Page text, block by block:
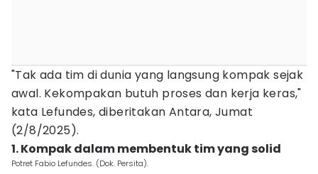
"Tak ada tim di dunia yang langsung kompak sejak
awal. Kekompakan butuh proses dan kerja keras,"
kata Lefundes, diberitakan Antara, Jumat
(2/8/2025).
1. Kompak dalam membentuk tim yang solid
Potret Fabio Lefundes. (Dok. Persita).